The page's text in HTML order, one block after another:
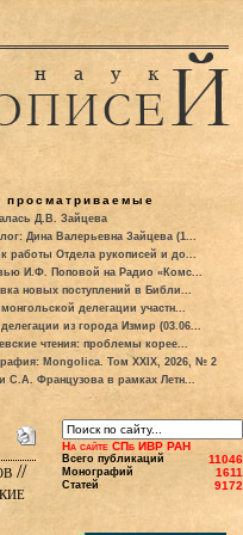
просматриваемые
Д.В. Зайцева
Дина Валерьевна Зайцева (1...
работы Отдела рукописей и до...
И.Ф. Поповой на Радио «Комс...
новых поступлений в Библи...
делегации участн...
из города Измир (03.06...
чтения: проблемы корее...
Mongolica. Том XXIX, 2026, № 2
С.А. Французова в рамках Летн...
//
На сайте СПб ИВР РАН
Всего публикаций 11046
Монографий 1611
Статей 9172